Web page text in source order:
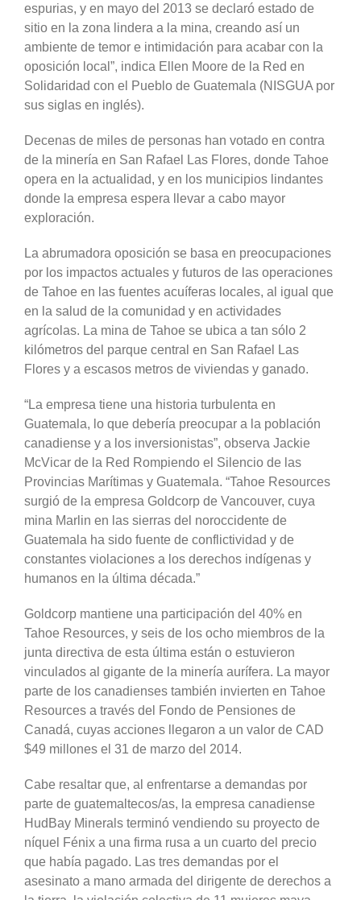
espurias, y en mayo del 2013 se declaró estado de
sitio en la zona lindera a la mina, creando así un
ambiente de temor e intimidación para acabar con la
oposición local”, indica Ellen Moore de la Red en
Solidaridad con el Pueblo de Guatemala (NISGUA por
sus siglas en inglés).
Decenas de miles de personas han votado en contra
de la minería en San Rafael Las Flores, donde Tahoe
opera en la actualidad, y en los municipios lindantes
donde la empresa espera llevar a cabo mayor
exploración.
La abrumadora oposición se basa en preocupaciones
por los impactos actuales y futuros de las operaciones
de Tahoe en las fuentes acuíferas locales, al igual que
en la salud de la comunidad y en actividades
agrícolas. La mina de Tahoe se ubica a tan sólo 2
kilómetros del parque central en San Rafael Las
Flores y a escasos metros de viviendas y ganado.
“La empresa tiene una historia turbulenta en
Guatemala, lo que debería preocupar a la población
canadiense y a los inversionistas”, observa Jackie
McVicar de la Red Rompiendo el Silencio de las
Provincias Marítimas y Guatemala. “Tahoe Resources
surgió de la empresa Goldcorp de Vancouver, cuya
mina Marlin en las sierras del noroccidente de
Guatemala ha sido fuente de conflictividad y de
constantes violaciones a los derechos indígenas y
humanos en la última década.”
Goldcorp mantiene una participación del 40% en
Tahoe Resources, y seis de los ocho miembros de la
junta directiva de esta última están o estuvieron
vinculados al gigante de la minería aurífera. La mayor
parte de los canadienses también invierten en Tahoe
Resources a través del Fondo de Pensiones de
Canadá, cuyas acciones llegaron a un valor de CAD
$49 millones el 31 de marzo del 2014.
Cabe resaltar que, al enfrentarse a demandas por
parte de guatemaltecos/as, la empresa canadiense
HudBay Minerals terminó vendiendo su proyecto de
níquel Fénix a una firma rusa a un cuarto del precio
que había pagado. Las tres demandas por el
asesinato a mano armada del dirigente de derechos a